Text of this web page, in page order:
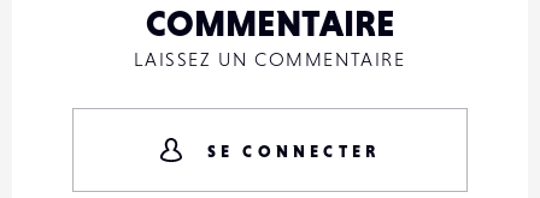
COMMENTAIRE
LAISSEZ UN COMMENTAIRE
SE CONNECTER